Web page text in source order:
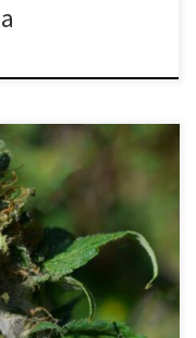
bólów głowy,
aby uniknąć
grzybobójczych w
podczas wegetacji,
że pąki stają się